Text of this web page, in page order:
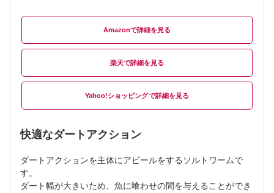
Amazon
楽天
Yahoo!ショッピング
快適なダートアクション
ダートアクションを主体にアピールをするソルトワームで
す。
ダート幅が大きいため、魚に喰わせの間を与えることができ